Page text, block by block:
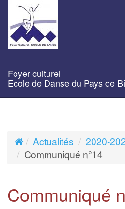
Foyer culturel
Ecole de Danse du Pays de
Actualités
2020-
Communiqué n°14
Communiqué